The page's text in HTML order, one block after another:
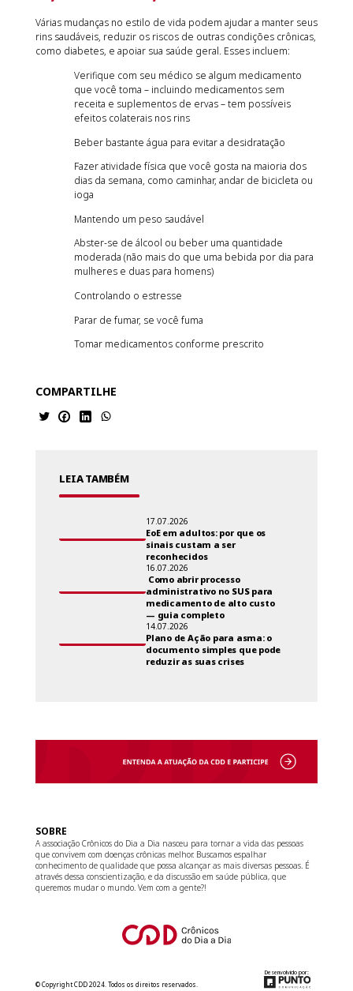
Várias mudanças no estilo de vida podem ajudar a manter seus
rins saudáveis, reduzir os riscos de outras condições crônicas,
como diabetes, e apoiar sua saúde geral. Esses incluem:
Verifique com seu médico se algum medicamento
que você toma – incluindo medicamentos sem
receita e suplementos de ervas – tem possíveis
efeitos colaterais nos rins
Beber bastante água para evitar a desidratação
Fazer atividade física que você gosta na maioria dos
dias da semana, como caminhar, andar de bicicleta ou
ioga
Mantendo um peso saudável
Abster-se de álcool ou beber uma quantidade
moderada (não mais do que uma bebida por dia para
mulheres e duas para homens)
Controlando o estresse
Parar de fumar, se você fuma
Tomar medicamentos conforme prescrito
COMPARTILHE
LEIA TAMBÉM
17.07.2026
EoE em adultos: por que os
sinais custam a ser
reconhecidos
16.07.2026
Como abrir processo
administrativo no SUS para
medicamento de alto custo
— guia completo
14.07.2026
Plano de Ação para asma: o
documento simples que pode
reduzir as suas crises
SOBRE
A associação Crônicos do Dia a Dia nasceu para tornar a vida das pessoas
que convivem com doenças crônicas melhor. Buscamos espalhar
conhecimento de qualidade que possa alcançar as mais diversas pessoas. É
através dessa conscientização, e da discussão em saúde pública, que
queremos mudar o mundo. Vem com a gente?!
© Copyright CDD 2024. Todos os direitos reservados.
Desenvolvido por: